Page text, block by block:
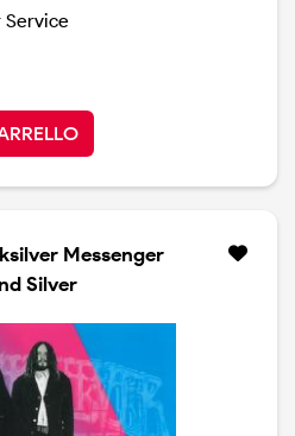
Service
Messenger
Silver